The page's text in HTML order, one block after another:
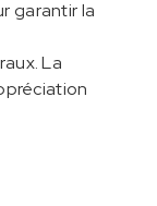
garantir la
La